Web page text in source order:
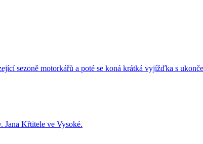
sezoně motorkářů a poté se koná krátká vyjížďka s
Jana Křtitele ve Vysoké.